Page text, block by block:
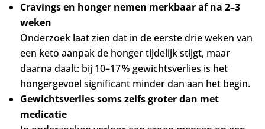
Cravings en honger nemen merkbaar af na 2–3
weken
Onderzoek laat zien dat in de eerste drie weken van
een keto aanpak de honger tijdelijk stijgt, maar
daarna daalt: bij 10–17 % gewichtsverlies is het
hongergevoel significant minder dan aan het begin.
Gewichtsverlies soms zelfs groter dan met
medicatie